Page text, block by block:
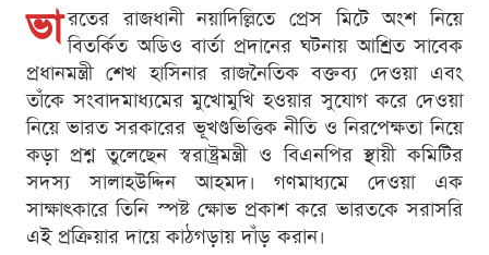
ভা রতের রাজধানী নয়াদিল্লিতে প্রেস মিটে অংশ নিয়ে
বিতর্কিত অডিও বার্তা প্রদানের ঘটনায় আশ্রিত সাবেক
প্রধানমন্ত্রী শেখ হাসিনার রাজনৈতিক বক্তব্য দেওয়া এবং
তাঁকে সংবাদমাধ্যমের মুখোমুখি হওয়ার সুযোগ করে দেওয়া
নিয়ে ভারত সরকারের ভূখণ্ডভিত্তিক নীতি ও নিরপেক্ষতা নিয়ে
কড়া প্রশ্ন তুলেছেন স্বরাষ্ট্রমন্ত্রী ও বিএনপির স্থায়ী কমিটির
সদস্য সালাহউদ্দিন আহমদ। গণমাধ্যমে দেওয়া এক
সাক্ষাৎকারে তিনি স্পষ্ট ক্ষোভ প্রকাশ করে ভারতকে সরাসরি
এই প্রক্রিয়ার দায়ে কাঠগড়ায় দাঁড় করান।